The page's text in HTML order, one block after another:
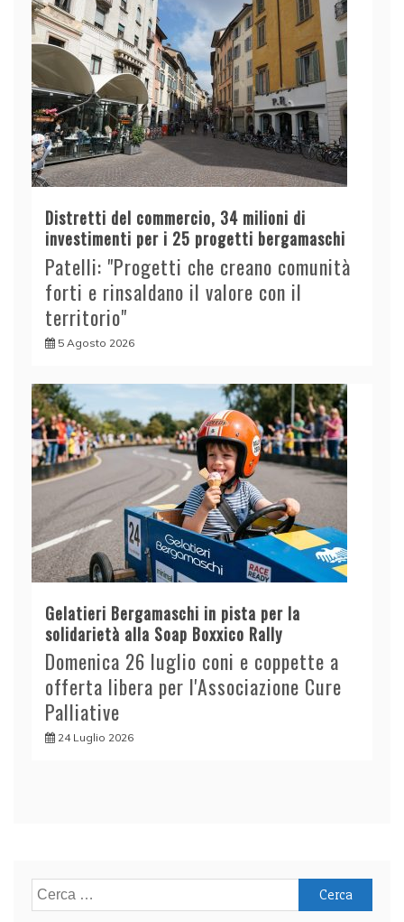
Distretti del commercio, 34 milioni di
investimenti per i 25 progetti bergamaschi
Patelli: "Progetti che creano comunità
forti e rinsaldano il valore con il
territorio"
5 Agosto 2026
Gelatieri Bergamaschi in pista per la
solidarietà alla Soap Boxxico Rally
Domenica 26 luglio coni e coppette a
offerta libera per l'Associazione Cure
Palliative
24 Luglio 2026
Ricerca
per: